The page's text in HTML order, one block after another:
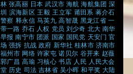
林 张高丽 日本 武汉市 海航 海航集团 深
圳
滨海新区 王毅 王立军 莆田系 蒋介石
警察 释永信 马英九 高智晟 黑龙江省 一
带一路 乔石 人权 党员 刘少奇 北大 南华
早报 南宁市 团派 国家 国民党 天安门 官
场 强拆 抗战 政府 新华社 桂林市 济南市
福州市 网络 许家屯 诺贝尔 谷开来 赵薇
郭广昌 高瑜 习核心 书店 人民 人民大会
堂 历史 司法 吉林省 吴小晖 和平奖 大陆